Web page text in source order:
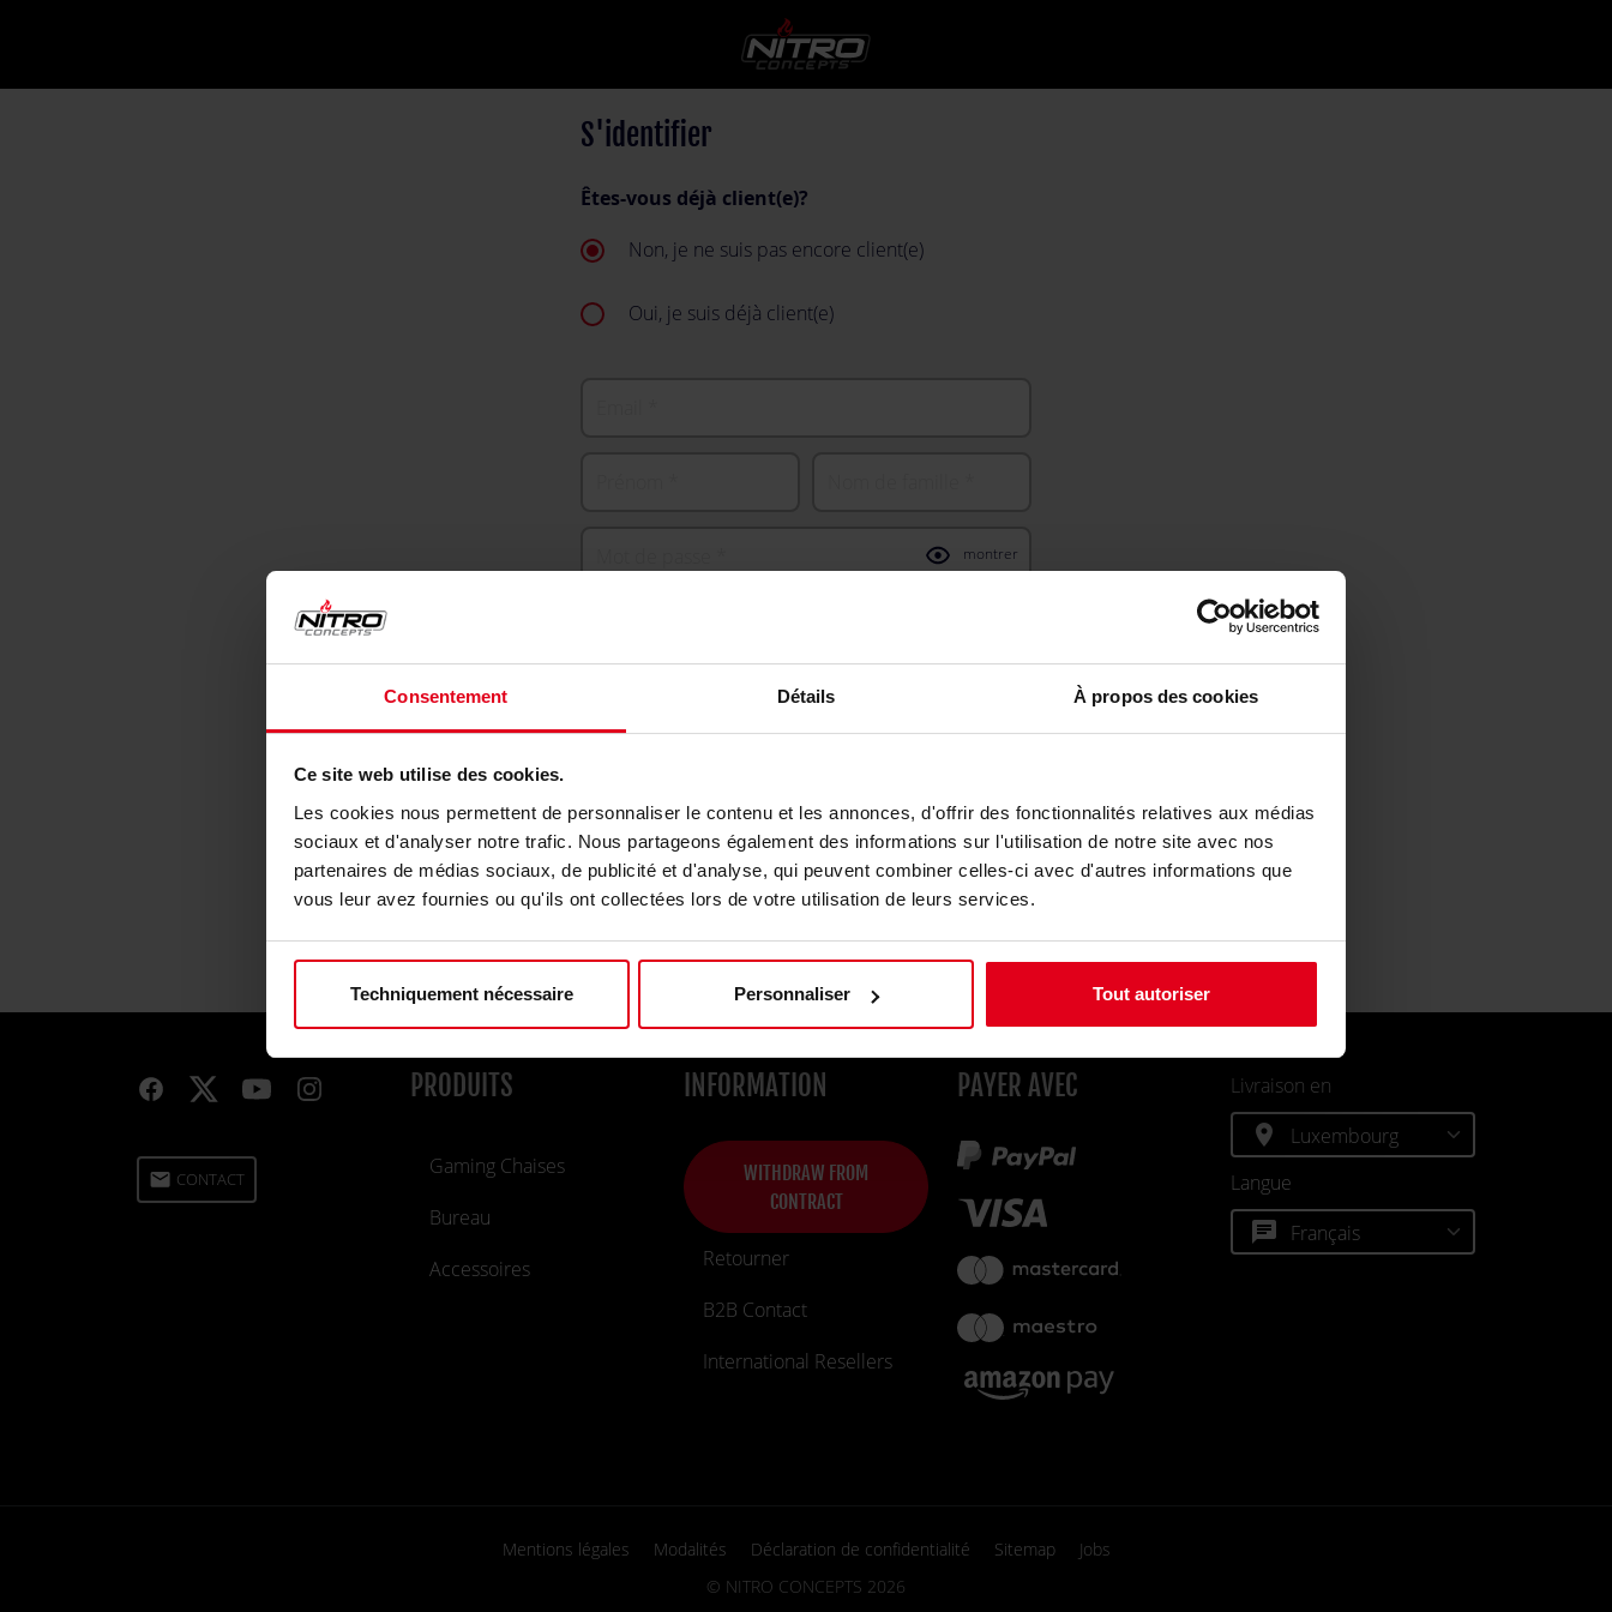
Consentement Détails À propos des cookies
Ce site web utilise des cookies.
Les cookies nous permettent de personnaliser le contenu et les annonces, d'offrir des fonctionnalités relatives aux médias
sociaux et d'analyser notre trafic. Nous partageons également des informations sur l'utilisation de notre site avec nos
partenaires de médias sociaux, de publicité et d'analyse, qui peuvent combiner celles-ci avec d'autres informations que
vous leur avez fournies ou qu'ils ont collectées lors de votre utilisation de leurs services.
Techniquement nécessaire Personnaliser Tout autoriser
S'identifier
Êtes-vous déjà client(e)?
Non, je ne suis pas encore client(e)
Oui, je suis déjà client(e)
montrer
déclaration de confidentialité
or
Continue with Amazon
email CONTACT
PRODUITS
Gaming Chaises
Bureau
Accessoires
INFORMATION
WITHDRAW FROM
CONTRACT
Retourner
B2B Contact
International Resellers
PAYER AVEC Livraison en
location_on
Langue
chat
Mentions légales Modalités Déclaration de confidentialité Sitemap
Jobs
© NITRO CONCEPTS 2026